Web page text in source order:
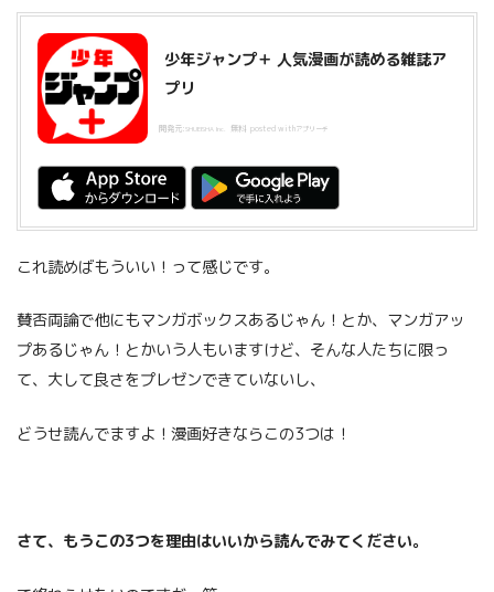
少年ジャンプ＋ 人気漫画が読める雑誌ア
プリ
開発元:SHUEISHA Inc. 無料 posted withアプリーチ
これ読めばもういい！って感じです。
賛否両論で他にもマンガボックスあるじゃん！とか、マンガアッ
プあるじゃん！とかいう人もいますけど、そんな人たちに限っ
て、大して良さをプレゼンできていないし、
どうせ読んでますよ！漫画好きならこの3つは！
さて、もうこの3つを理由はいいから読んでみてください。